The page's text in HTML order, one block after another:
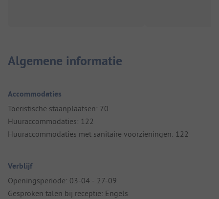
Algemene informatie
Accommodaties
Toeristische staanplaatsen: 70
Huuraccommodaties: 122
Huuraccommodaties met sanitaire voorzieningen: 122
Verblijf
Openingsperiode: 03-04 - 27-09
Gesproken talen bij receptie: Engels